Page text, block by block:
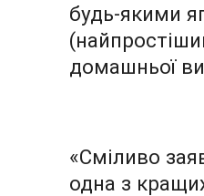
будь-якими
домашньої
«Сміливо
одна з